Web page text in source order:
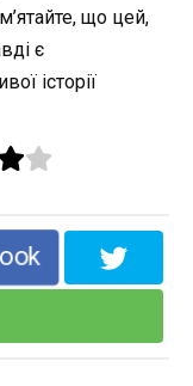
що цей,
є
​​історії